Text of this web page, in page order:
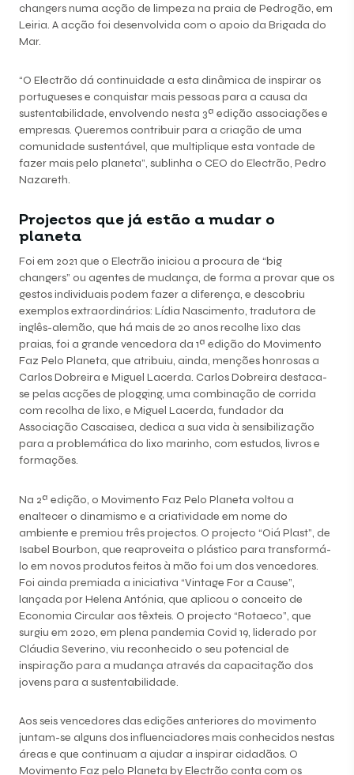
changers numa acção de limpeza na praia de Pedrogão, em
Leiria. A acção foi desenvolvida com o apoio da Brigada do
Mar.
“O Electrão dá continuidade a esta dinâmica de inspirar os
portugueses e conquistar mais pessoas para a causa da
sustentabilidade, envolvendo nesta 3ª edição associações e
empresas. Queremos contribuir para a criação de uma
comunidade sustentável, que multiplique esta vontade de
fazer mais pelo planeta”, sublinha o CEO do Electrão, Pedro
Nazareth.
Projectos que já estão a mudar o
planeta
Foi em 2021 que o Electrão iniciou a procura de “big
changers” ou agentes de mudança, de forma a provar que os
gestos individuais podem fazer a diferença, e descobriu
exemplos extraordinários: Lídia Nascimento, tradutora de
inglês-alemão, que há mais de 20 anos recolhe lixo das
praias, foi a grande vencedora da 1ª edição do Movimento
Faz Pelo Planeta, que atribuiu, ainda, menções honrosas a
Carlos Dobreira e Miguel Lacerda. Carlos Dobreira destaca-
se pelas acções de plogging, uma combinação de corrida
com recolha de lixo, e Miguel Lacerda, fundador da
Associação Cascaisea, dedica a sua vida à sensibilização
para a problemática do lixo marinho, com estudos, livros e
formações.
Na 2ª edição, o Movimento Faz Pelo Planeta voltou a
enaltecer o dinamismo e a criatividade em nome do
ambiente e premiou três projectos. O projecto “Oiá Plast”, de
Isabel Bourbon, que reaproveita o plástico para transformá-
lo em novos produtos feitos à mão foi um dos vencedores.
Foi ainda premiada a iniciativa “Vintage For a Cause”,
lançada por Helena Antónia, que aplicou o conceito de
Economia Circular aos têxteis. O projecto “Rotaeco”, que
surgiu em 2020, em plena pandemia Covid 19, liderado por
Cláudia Severino, viu reconhecido o seu potencial de
inspiração para a mudança através da capacitação dos
jovens para a sustentabilidade.
Aos seis vencedores das edições anteriores do movimento
juntam-se alguns dos influenciadores mais conhecidos nestas
áreas e que continuam a ajudar a inspirar cidadãos. O
Movimento Faz pelo Planeta by Electrão conta com os